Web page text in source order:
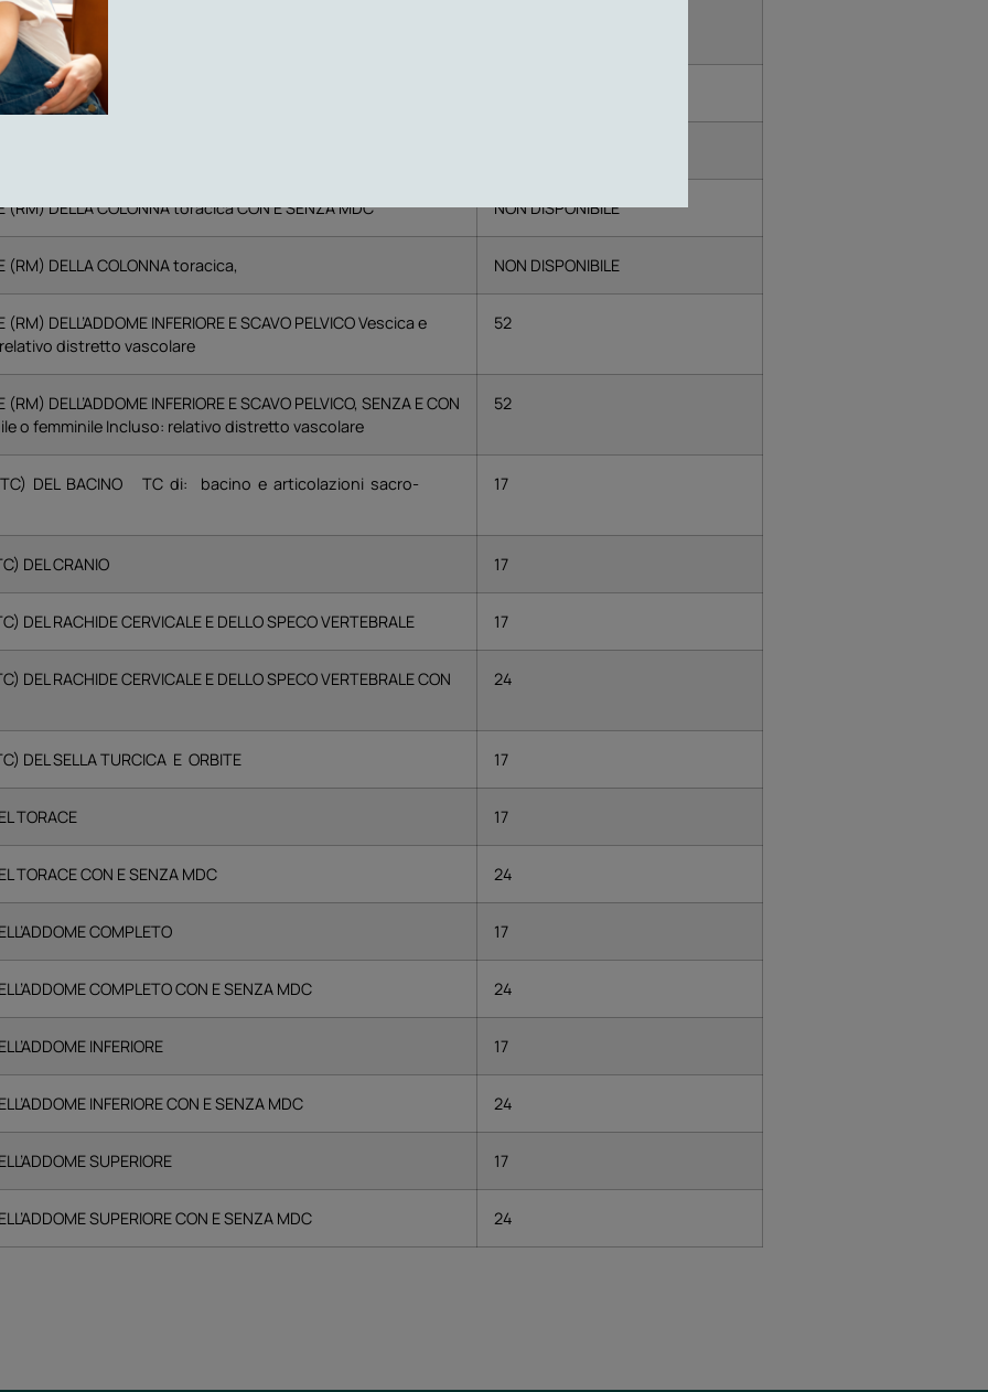
(RM) DEL CERVELLO E DEL TRONCO ENCEFALICO, SENZA
relativo, distretto vascolare
DELLA COLONNA Cervicale
DELLA COLONNA Cervicale CON E SENZA MDC
(RM) DELLA COLONNA toracica CON E SENZA MDC NON DISPONIBILE
(RM) DELLA COLONNA toracica, NON DISPONIBILE
DELL’ADDOME INFERIORE E SCAVO PELVICO Vescica e
distretto vascolare
52
DELL’ADDOME INFERIORE E SCAVO PELVICO, SENZA E CON
o femminile Incluso: relativo distretto vascolare
52
(TC) DEL BACINO TC di: bacino e articolazioni sacro-
17
DEL CRANIO 17
DEL RACHIDE CERVICALE E DELLO SPECO VERTEBRALE 17
DEL RACHIDE CERVICALE E DELLO SPECO VERTEBRALE CON
24
DEL SELLA TURCICA E ORBITE 17
TORACE 17
TORACE CON E SENZA MDC 24
COMPLETO 17
COMPLETO CON E SENZA MDC 24
INFERIORE 17
INFERIORE CON E SENZA MDC 24
SUPERIORE 17
SUPERIORE CON E SENZA MDC 24